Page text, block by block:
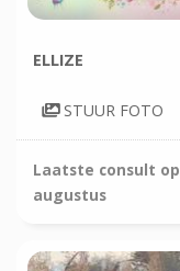
ELLIZE
STUUR FOTO
Laatste consult op
augustus